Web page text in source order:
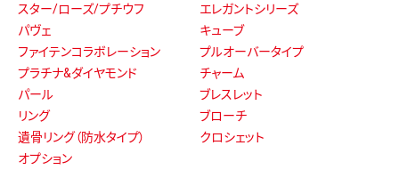
スター/ローズ/プチウフ
エレガントシリーズ
パヴェ
キューブ
ファイテンコラボレーション
プルオーバータイプ
プラチナ&ダイヤモンド
チャーム
パール
ブレスレット
リング
ブローチ
遺骨リング（防水タイプ）
クロシェット
オプション